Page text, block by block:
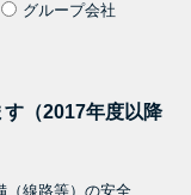
グループ会社
（2017年度以降
（線路等）の安全